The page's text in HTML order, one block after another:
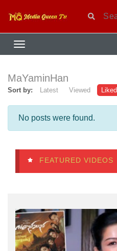
MaYaminHan
Sort by: Latest Viewed Liked
No posts were found.
FEATURED VIDEOS